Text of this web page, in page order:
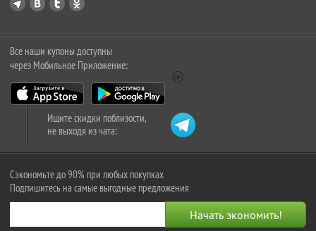
Все наши купоны доступны
через Мобильное Приложение:
Ищите скидки поблизости,
не выходя из чата:
Сэкономьте до 90% при любых покупках
Подпишитесь на самые выгодные предложения